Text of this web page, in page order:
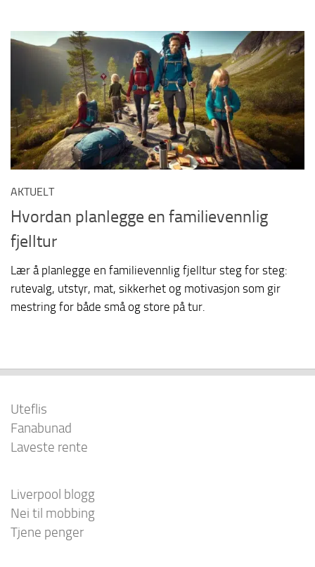
AKTUELT
Hvordan planlegge en familievennlig
fjelltur
Lær å planlegge en familievennlig fjelltur steg for steg:
rutevalg, utstyr, mat, sikkerhet og motivasjon som gir
mestring for både små og store på tur.
Uteflis
Fanabunad
Laveste rente
Liverpool blogg
Nei til mobbing
Tjene penger